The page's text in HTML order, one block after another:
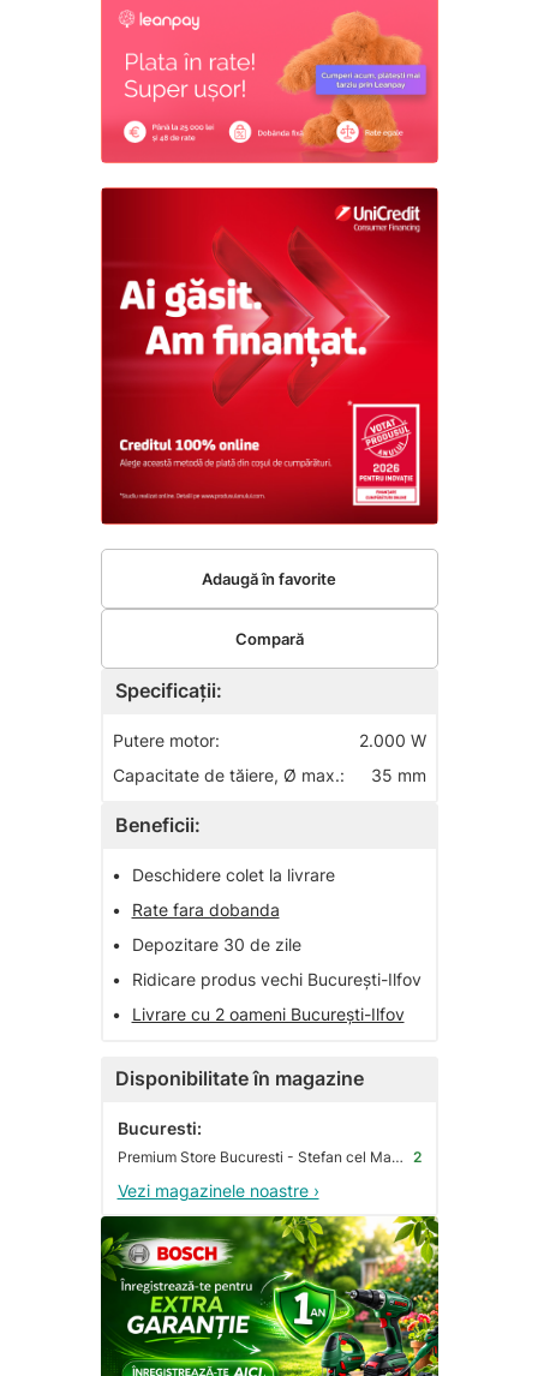
Specificații:
Putere motor:
2.000 W
Capacitate de tăiere, Ø max.:
35 mm
Beneficii:
•
Deschidere colet la livrare
•
Rate fara dobanda
•
Depozitare 30 de zile
•
Ridicare produs vechi București-Ilfov
•
Livrare cu 2 oameni București-Ilfov
Disponibilitate în magazine
Bucuresti:
Premium Store Bucuresti - Stefan cel Mare 2
Vezi magazinele noastre ›
Adaugă în favorite
Compară